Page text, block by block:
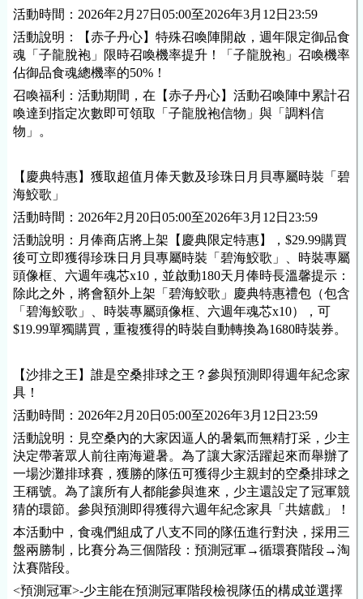
活動時間：2026年2月27日05:00至2026年3月12日23:59
活動說明：【赤子丹心】特殊召喚陣開啟，週年限定御品食
魂「子龍脫袍」限時召喚機率提升！「子龍脫袍」召喚機率
佔御品食魂總機率的50%！
召喚福利：活動期間，在【赤子丹心】活動召喚陣中累計召
喚達到指定次數即可領取「子龍脫袍信物」與「調料信
物」。
【慶典特惠】獲取超值月俸天數及珍珠日月貝專屬時裝「碧
海鮫歌」
活動時間：2026年2月20日05:00至2026年3月12日23:59
活動說明：月俸商店將上架【慶典限定特惠】，$29.99購買
後可立即獲得珍珠日月貝專屬時裝「碧海鮫歌」、時裝專屬
頭像框、六週年魂芯x10，並啟動180天月俸時長溫馨提示：
除此之外，將會額外上架「碧海鮫歌」慶典特惠禮包（包含
「碧海鮫歌」、時裝專屬頭像框、六週年魂芯x10），可
$19.99單獨購買，重複獲得的時裝自動轉換為1680時裝券。
【沙排之王】誰是空桑排球之王？參與預測即得週年紀念家
具！
活動時間：2026年2月20日05:00至2026年3月12日23:59
活動說明：見空桑內的大家因逼人的暑氣而無精打采，少主
決定帶著眾人前往南海避暑。為了讓大家活躍起來而舉辦了
一場沙灘排球賽，獲勝的隊伍可獲得少主親封的空桑排球之
王稱號。為了讓所有人都能參與進來，少主還設定了冠軍競
猜的環節。參與預測即得獲得六週年紀念家具「共嬉戲」！
本活動中，食魂們組成了八支不同的隊伍進行對決，採用三
盤兩勝制，比賽分為三個階段：預測冠軍→循環賽階段→淘
汰賽階段。
<預測冠軍>-少主能在預測冠軍階段檢視隊伍的構成並選擇